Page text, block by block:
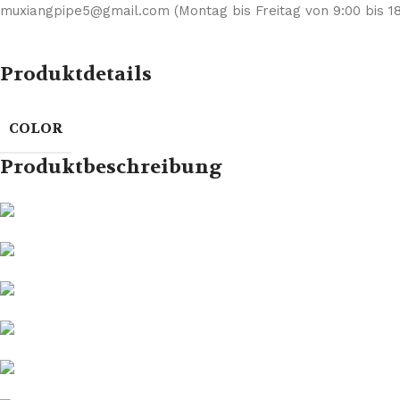
muxiangpipe5@gmail.com (Montag bis Freitag von 9:00 bis
Produktdetails
COLOR
Produktbeschreibung